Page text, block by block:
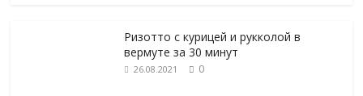
Ризотто с курицей и рукколой в
вермуте за 30 минут
26.08.2021 0